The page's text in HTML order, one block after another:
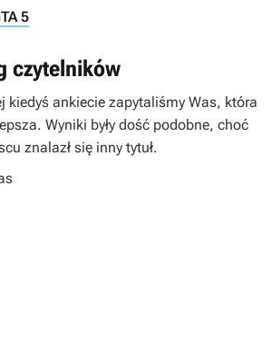
5
czytelników
kiedyś ankiecie zapytaliśmy Was, która
Wyniki były dość podobne, choć
znalazł się inny tytuł.